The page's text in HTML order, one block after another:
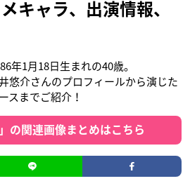
キャラ、出演情報、
年1月18日生まれの40歳。
悠介さんのプロフィールから演じた
スまでご紹介！
の関連画像まとめはこちら